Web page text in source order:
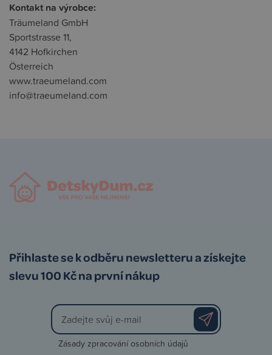
Kontakt na výrobce:
Träumeland GmbH
Sportstrasse 11,
4142 Hofkirchen
Österreich
www.traeumeland.com
info@traeumeland.com
Přihlaste se k odběru newsletteru a získejte
slevu 100 Kč na první nákup
Zásady zpracování osobních údajů